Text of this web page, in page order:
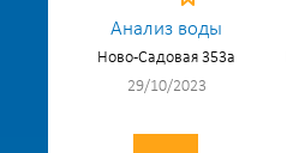
Анализ воды
Ново-Садовая 353а
29/10/2023